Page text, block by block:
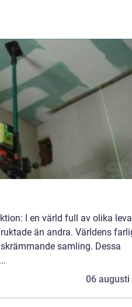
I en värld full av olika
än andra. Världens
samling. Dessa
06 augusti